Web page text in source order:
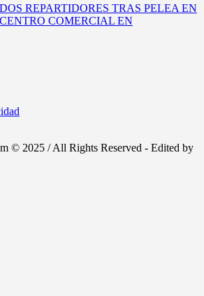
REPARTIDORES TRAS PELEA EN
COMERCIAL EN
© 2025 / All Rights Reserved - Edited by